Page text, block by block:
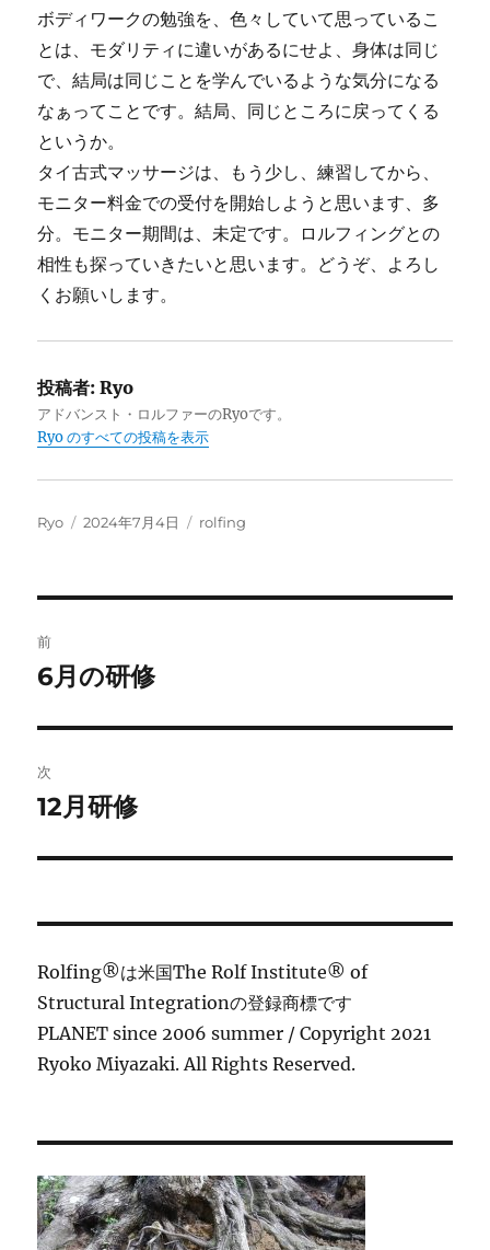
ボディワークの勉強を、色々していて思っているこ
とは、モダリティに違いがあるにせよ、身体は同じ
で、結局は同じことを学んでいるような気分になる
なぁってことです。結局、同じところに戻ってくる
というか。
タイ古式マッサージは、もう少し、練習してから、
モニター料金での受付を開始しようと思います、多
分。モニター期間は、未定です。ロルフィングとの
相性も探っていきたいと思います。どうぞ、よろし
くお願いします。
投稿者: Ryo
アドバンスト・ロルファーのRyoです。
Ryo のすべての投稿を表示
投
Ryo
投
2024年7月4日
カ
rolfing
稿
ビ
ゲ
ー
ン
前
前
投
稿:
6月の研修
次
次
投
12月研修
Rolfing®は米国The Rolf Institute® of
Structural Integrationの登録商標です
PLANET since 2006 summer / Copyright 2021
Ryoko Miyazaki. All Rights Reserved.